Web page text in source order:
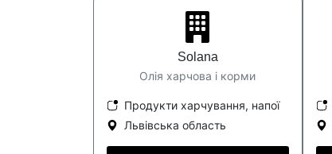
Solana
Олія харчова і корми
Продукти харчування, напої
Львівська область